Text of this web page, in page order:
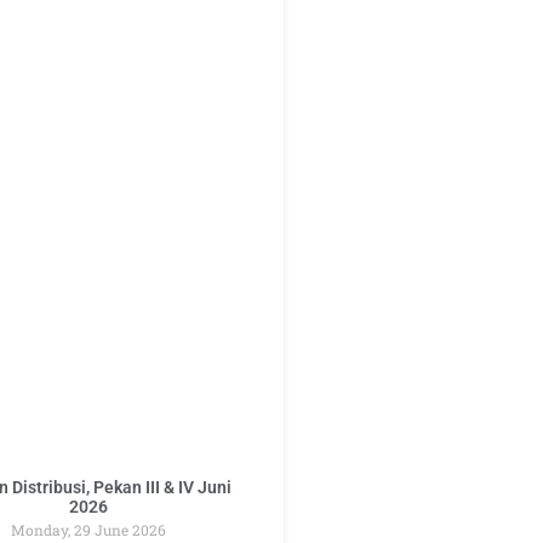
Distribusi, Pekan III & IV Juni
2026
Monday, 29 June 2026